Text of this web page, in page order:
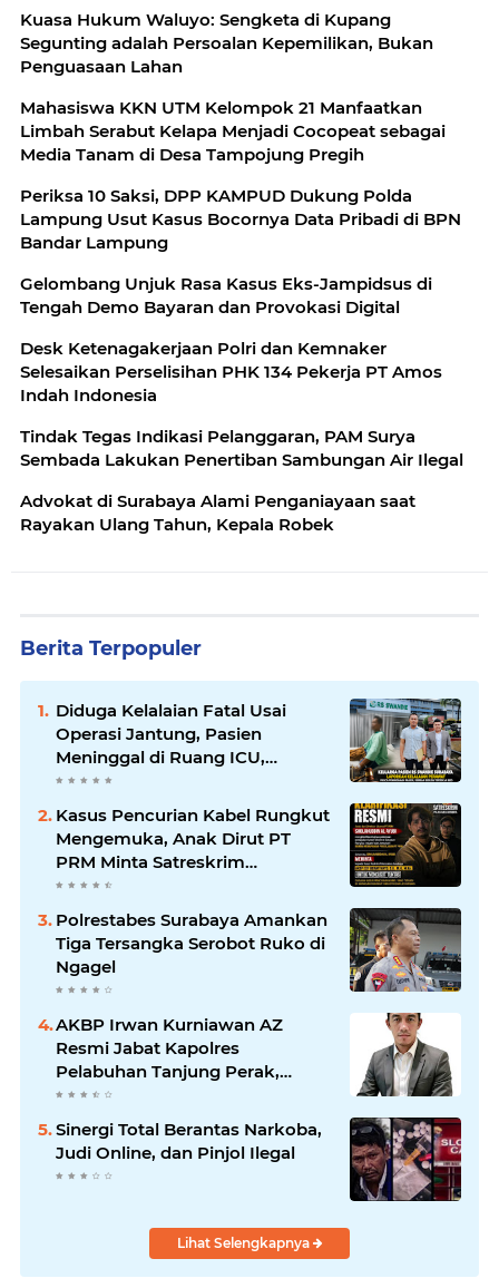
Kuasa Hukum Waluyo: Sengketa di Kupang
Segunting adalah Persoalan Kepemilikan, Bukan
Penguasaan Lahan
Mahasiswa KKN UTM Kelompok 21 Manfaatkan
Limbah Serabut Kelapa Menjadi Cocopeat sebagai
Media Tanam di Desa Tampojung Pregih
Periksa 10 Saksi, DPP KAMPUD Dukung Polda
Lampung Usut Kasus Bocornya Data Pribadi di BPN
Bandar Lampung
Gelombang Unjuk Rasa Kasus Eks-Jampidsus di
Tengah Demo Bayaran dan Provokasi Digital
Desk Ketenagakerjaan Polri dan Kemnaker
Selesaikan Perselisihan PHK 134 Pekerja PT Amos
Indah Indonesia
Tindak Tegas Indikasi Pelanggaran, PAM Surya
Sembada Lakukan Penertiban Sambungan Air Ilegal
Advokat di Surabaya Alami Penganiayaan saat
Rayakan Ulang Tahun, Kepala Robek
Berita Terpopuler
Diduga Kelalaian Fatal Usai
Operasi Jantung, Pasien
Meninggal di Ruang ICU,
Keluarga Tuntut RSUD dr.
Soewandhie Bertanggung
Jawab
Kasus Pencurian Kabel Rungkut
Mengemuka, Anak Dirut PT
PRM Minta Satreskrim
Polrestabes Surabaya Usut
Hingga Tuntas
Polrestabes Surabaya Amankan
Tiga Tersangka Serobot Ruko di
Ngagel
AKBP Irwan Kurniawan AZ
Resmi Jabat Kapolres
Pelabuhan Tanjung Perak,
Pimpinan Redaksi
HarianMataBerita.com
Sampaikan Ucapan Selamat
Sinergi Total Berantas Narkoba,
Judi Online, dan Pinjol Ilegal
Lihat Selengkapnya